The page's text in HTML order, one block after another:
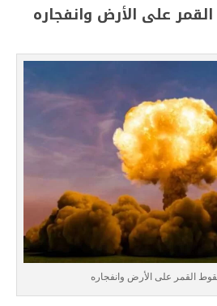
على الأرض وانفجاره
القمر على الأرض وانفجاره